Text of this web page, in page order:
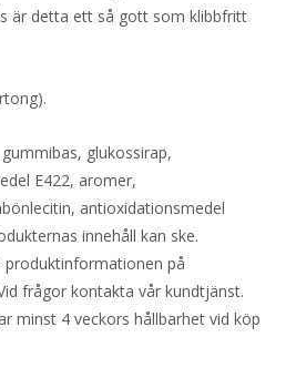
är detta ett så gott som klibbfritt
glukossirap,
E422, aromer,
antioxidationsmedel
innehåll kan ske.
på
frågor kontakta vår kundtjänst.
minst 4 veckors hållbarhet vid köp